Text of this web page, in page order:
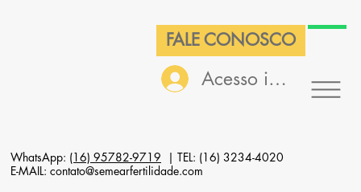
FALE CONOSCO
Acesso interno
WhatsApp: (16) 95782-9719 | TEL: (16) 3234-4020
E-MAIL: contato@semearfertilidade.com